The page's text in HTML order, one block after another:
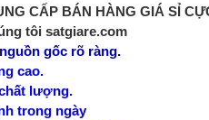
CẤP BÁN HÀNG GIÁ SỈ
tôi satgiare.com
gốc rõ ràng.
cao.
lượng.
trong ngày